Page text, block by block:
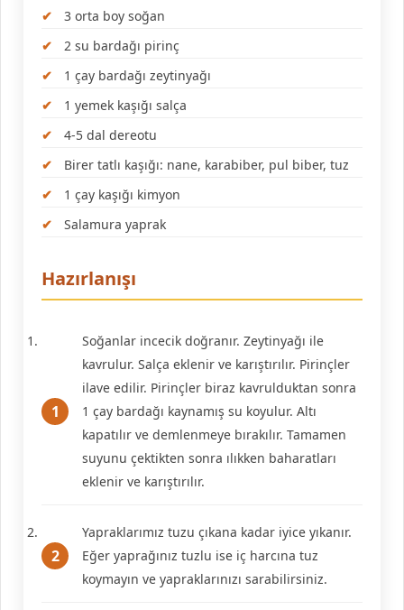
3 orta boy soğan
2 su bardağı pirinç
1 çay bardağı zeytinyağı
1 yemek kaşığı salça
4-5 dal dereotu
Birer tatlı kaşığı: nane, karabiber, pul biber, tuz
1 çay kaşığı kimyon
Salamura yaprak
Hazırlanışı
Soğanlar incecik doğranır. Zeytinyağı ile
kavrulur. Salça eklenir ve karıştırılır. Pirinçler
ilave edilir. Pirinçler biraz kavrulduktan sonra
1 çay bardağı kaynamış su koyulur. Altı
kapatılır ve demlenmeye bırakılır. Tamamen
suyunu çektikten sonra ılıkken baharatları
eklenir ve karıştırılır.
Yapraklarımız tuzu çıkana kadar iyice yıkanır.
Eğer yaprağınız tuzlu ise iç harcına tuz
koymayın ve yapraklarınızı sarabilirsiniz.